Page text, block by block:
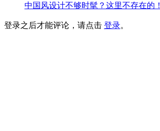
中国风设计不够时髦？这里不存在的！
登录之后才能评论，请点击 登录。